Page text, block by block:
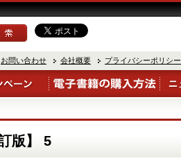
お問い合わせ 会社概要 プライバシーポリシー
版】 5